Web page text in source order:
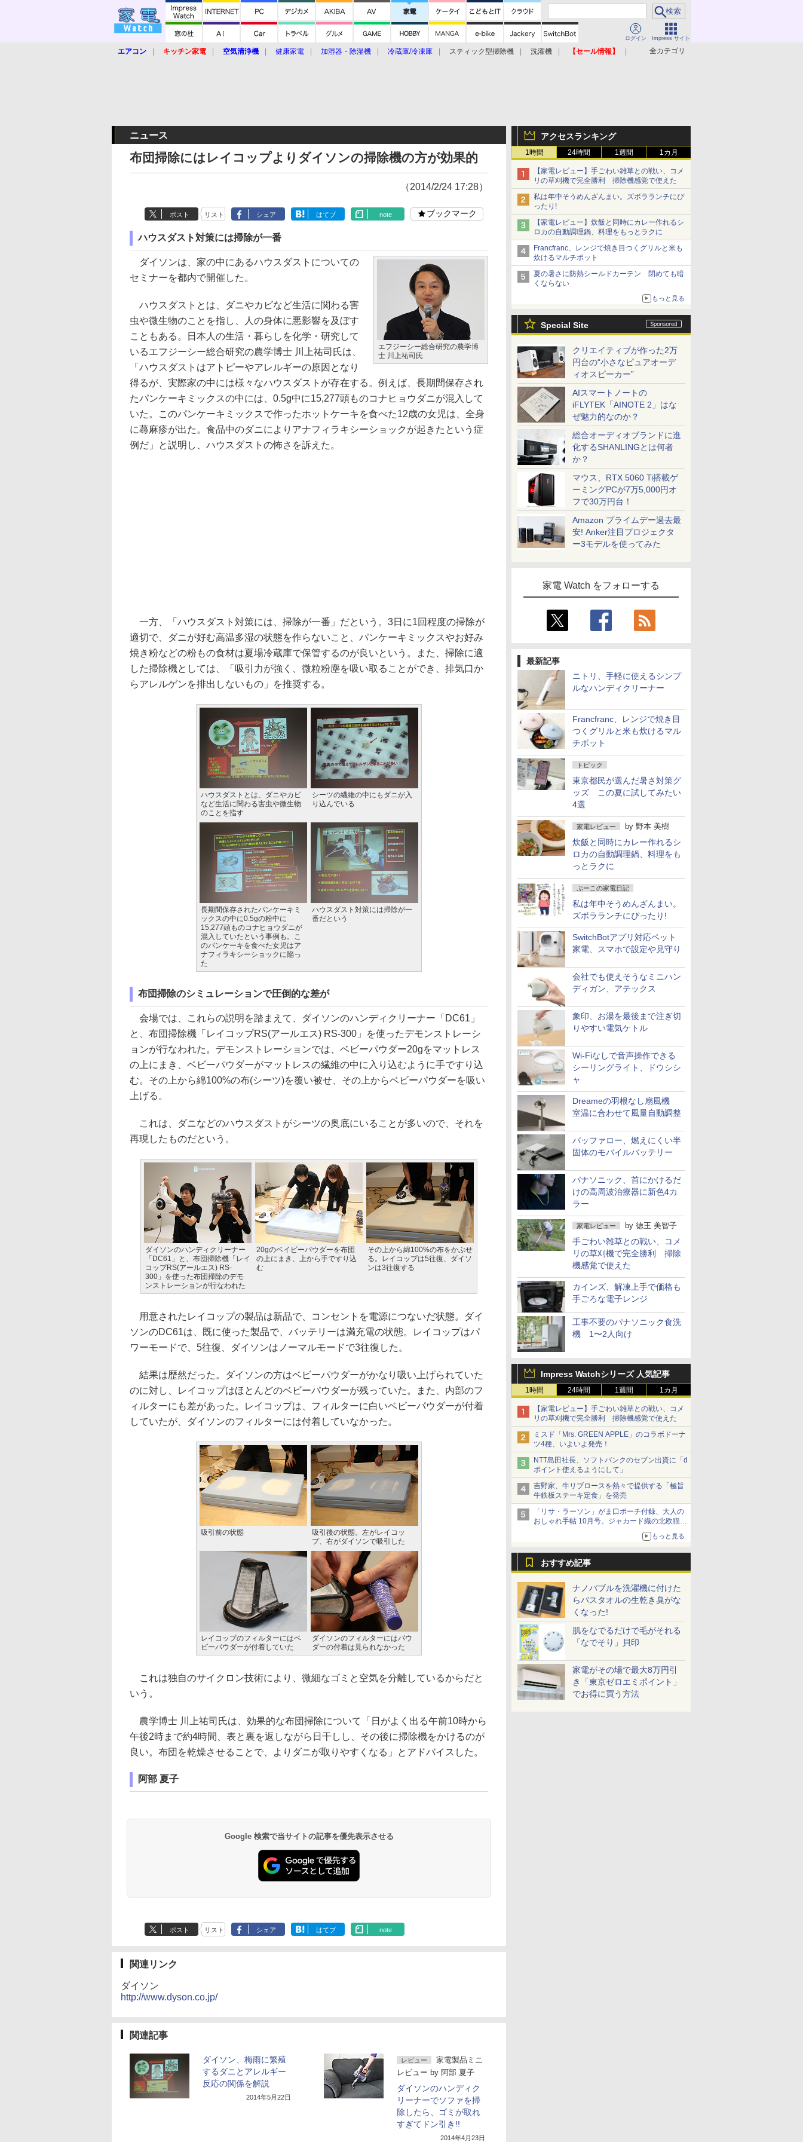
ログイン Impress サイト
全カテゴリ
エアコン キッチン家電 空気清浄機 健康家電 加湿器・除湿機 冷蔵庫/冷凍庫 スティック型掃除機 洗濯機
【セール情報】
アクセスランキング
1時間 24時間 1週間 1カ月
【家電レビュー】手ごわい雑草との戦い、コメ
リの草刈機で完全勝利 掃除機感覚で使えた
私は年中そうめんざんまい。ズボラランチにぴ
ったり!
【家電レビュー】炊飯と同時にカレー作れるシ
ロカの自動調理鍋、料理をもっとラクに
Francfranc、レンジで焼き目つくグリルと米も
炊けるマルチポット
夏の暑さに防熱シールドカーテン 閉めても暗
くならない
もっと見る
Special Site
クリエイティブが作った2万
円台の“小さなピュアオーデ
ィオスピーカー”
AIスマートノートの
iFLYTEK「AINOTE 2」はな
ぜ魅力的なのか？
総合オーディオブランドに進
化するSHANLINGとは何者
か？
マウス、RTX 5060 Ti搭載ゲ
ーミングPCが7万5,000円オ
フで30万円台！
Amazon プライムデー過去最
安! Anker注目プロジェクタ
ー3モデルを使ってみた
家電 Watch をフォローする
最新記事
ニトリ、手軽に使えるシンプ
ルなハンディクリーナー
Francfranc、レンジで焼き目
つくグリルと米も炊けるマル
チポット
トピック
東京都民が選んだ暑さ対策グ
ッズ この夏に試してみたい
4選
家電レビュー by 野本 美樹
炊飯と同時にカレー作れるシ
ロカの自動調理鍋、料理をも
っとラクに
ぷーこの家電日記
私は年中そうめんざんまい。
ズボラランチにぴったり!
SwitchBotアプリ対応ペット
家電、スマホで設定や見守り
会社でも使えそうなミニハン
ディガン、アテックス
象印、お湯を最後まで注ぎ切
りやすい電気ケトル
Wi-Fiなしで音声操作できる
シーリングライト、ドウシシ
ャ
Dreameの羽根なし扇風機
室温に合わせて風量自動調整
バッファロー、燃えにくい半
固体のモバイルバッテリー
パナソニック、首にかけるだ
けの高周波治療器に新色4カ
ラー
家電レビュー by 徳王 美智子
手ごわい雑草との戦い、コメ
リの草刈機で完全勝利 掃除
機感覚で使えた
カインズ、解凍上手で価格も
手ごろな電子レンジ
工事不要のパナソニック食洗
機 1〜2人向け
Impress Watchシリーズ 人気記事
1時間 24時間 1週間 1カ月
【家電レビュー】手ごわい雑草との戦い、コメ
リの草刈機で完全勝利 掃除機感覚で使えた
ミスド「Mrs. GREEN APPLE」のコラボドーナ
ツ4種、いよいよ発売！
NTT島田社長、ソフトバンクのセブン出資に「d
ポイント使えるようにして」
吉野家、牛リブロースを熱々で提供する「極旨
牛鉄板ステーキ定食」を発売
「リサ・ラーソン」がま口ポーチ付録、大人の
おしゃれ手帖 10月号。ジャカード織の北欧猫デ
もっと見る
おすすめ記事
ナノバブルを洗濯機に付けた
らバスタオルの生乾き臭がな
くなった!
肌をなでるだけで毛がそれる
「なでそり」貝印
家電がその場で最大8万円引
き「東京ゼロエミポイント」
でお得に買う方法
ニュース
布団掃除にはレイコップよりダイソンの掃除機の方が効果的
（2014/2/24 17:28）
ポスト リスト シェア はてブ note ブックマーク
ハウスダスト対策には掃除が一番
エフジーシー総合研究の農学博
士 川上祐司氏
ダイソンは、家の中にあるハウスダストについての
セミナーを都内で開催した。
ハウスダストとは、ダニやカビなど生活に関わる害
虫や微生物のことを指し、人の身体に悪影響を及ぼす
こともある。日本人の生活・暮らしを化学・研究して
いるエフジーシー総合研究の農学博士 川上祐司氏は、
「ハウスダストはアトピーやアレルギーの原因となり
得るが、実際家の中には様々なハウスダストが存在する。例えば、長期間保存され
たパンケーキミックスの中には、0.5g中に15,277頭ものコナヒョウダニが混入して
いた。このパンケーキミックスで作ったホットケーキを食べた12歳の女児は、全身
に蕁麻疹が出た。食品中のダニによりアナフィラキシーショックが起きたという症
例だ」と説明し、ハウスダストの怖さを訴えた。
一方、「ハウスダスト対策には、掃除が一番」だという。3日に1回程度の掃除が
適切で、ダニが好む高温多湿の状態を作らないこと、パンケーキミックスやお好み
焼き粉などの粉もの食材は夏場冷蔵庫で保管するのが良いという。また、掃除に適
した掃除機としては、「吸引力が強く、微粒粉塵を吸い取ることができ、排気口か
らアレルゲンを排出しないもの」を推奨する。
ハウスダストとは、ダニやカビ
など生活に関わる害虫や微生物
のことを指す
シーツの繊維の中にもダニが入
り込んでいる
長期間保存されたパンケーキミ
ックスの中に0.5gの粉中に
15,277頭ものコナヒョウダニが
混入していたという事例も。こ
のパンケーキを食べた女児はア
ナフィラキシーショックに陥っ
た
ハウスダスト対策には掃除が一
番だという
布団掃除のシミュレーションで圧倒的な差が
会場では、これらの説明を踏まえて、ダイソンのハンディクリーナー「DC61」
と、布団掃除機「レイコップRS(アールエス) RS-300」を使ったデモンストレーシ
ョンが行なわれた。デモンストレーションでは、ベビーパウダー20gをマットレス
の上にまき、ベビーパウダーがマットレスの繊維の中に入り込むように手ですり込
む。その上から綿100%の布(シーツ)を覆い被せ、その上からベビーパウダーを吸い
上げる。
これは、ダニなどのハウスダストがシーツの奥底にいることが多いので、それを
再現したものだという。
ダイソンのハンディクリーナー
「DC61」と、布団掃除機「レイ
コップRS(アールエス) RS-
300」を使った布団掃除のデモ
ンストレーションが行なわれた
20gのベイビーパウダーを布団
の上にまき、上から手ですり込
む
その上から綿100%の布をかぶせ
る。レイコップは5往復、ダイソ
ンは3往復する
用意されたレイコップの製品は新品で、コンセントを電源につないだ状態。ダイ
ソンのDC61は、既に使った製品で、バッテリーは満充電の状態。レイコップはパ
ワーモードで、5往復、ダイソンはノーマルモードで3往復した。
結果は歴然だった。ダイソンの方はベビーパウダーがかなり吸い上げられていた
のに対し、レイコップはほとんどのベビーパウダーが残っていた。また、内部のフ
ィルターにも差があった。レイコップは、フィルターに白いベビーパウダーが付着
していたが、ダイソンのフィルターには付着していなかった。
吸引前の状態
吸引後の状態。左がレイコッ
プ、右がダイソンで吸引した
レイコップのフィルターにはベ
ビーパウダーが付着していた
ダイソンのフィルターにはパウ
ダーの付着は見られなかった
これは独自のサイクロン技術により、微細なゴミと空気を分離しているからだと
いう。
農学博士 川上祐司氏は、効果的な布団掃除について「日がよく出る午前10時から
午後2時まで約4時間、表と裏を返しながら日干しし、その後に掃除機をかけるのが
良い。布団を乾燥させることで、よりダニが取りやすくなる」とアドバイスした。
阿部 夏子
Google 検索で当サイトの記事を優先表示させる
ポスト リスト シェア はてブ note
関連リンク
ダイソン
http://www.dyson.co.jp/
関連記事
ダイソン、梅雨に繁殖
するダニとアレルギー
反応の関係を解説
2014年5月22日
レビュー
家電製品ミニ
レビュー by 阿部 夏子
ダイソンのハンディク
リーナーでソファを掃
除したら、ゴミが取れ
すぎてドン引き!!
2014年4月23日